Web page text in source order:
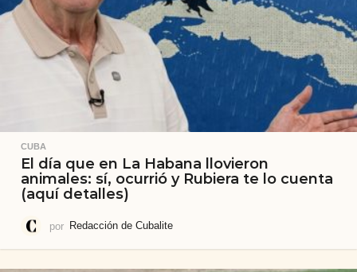
CUBA
El día que en La Habana llovieron
animales: sí, ocurrió y Rubiera te lo cuenta
(aquí detalles)
por Redacción de Cubalite